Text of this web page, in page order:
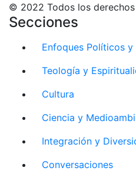
© 2022 Todos los
Secciones
Enfoques Políticos y
Teología y
Cultura
Ciencia y
Integración y
Conversaciones